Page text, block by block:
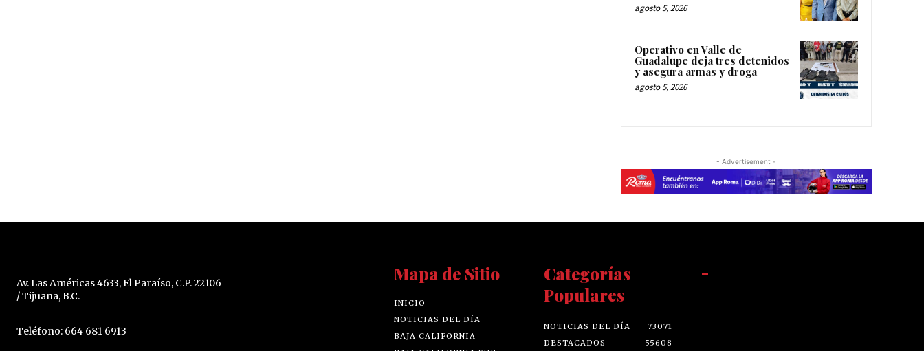
agosto 5, 2026
Operativo en Valle de
Guadalupe deja tres detenidos
y asegura armas y droga
agosto 5, 2026
- Advertisement -
Av. Las Américas 4633, El Paraíso, C.P. 22106
/ Tijuana, B.C.
Teléfono: 664 681 6913
Mapa de Sitio
INICIO
NOTICIAS DEL DÍA
BAJA CALIFORNIA
Categorías
Populares
NOTICIAS DEL DÍA
73071
DESTACADOS
55608
-